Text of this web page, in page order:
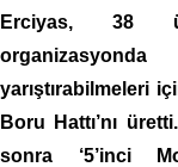
Erciyas, 38
yarıştırabilmeleri
Boru Hattı’nı
sonra ‘5’inci